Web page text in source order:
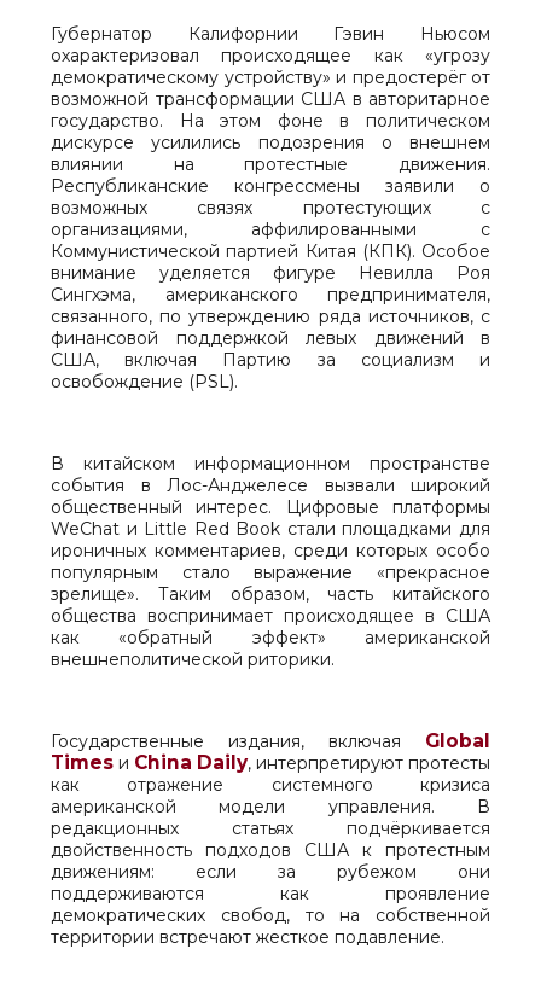
Губернатор Калифорнии Гэвин Ньюсом
охарактеризовал происходящее как «угрозу
демократическому устройству» и предостерёг от
возможной трансформации США в авторитарное
государство. На этом фоне в политическом
дискурсе усилились подозрения о внешнем
влиянии на протестные движения.
Республиканские конгрессмены заявили о
возможных связях протестующих с
организациями, аффилированными с
Коммунистической партией Китая (КПК). Особое
внимание уделяется фигуре Невилла Роя
Сингхэма, американского предпринимателя,
связанного, по утверждению ряда источников, с
финансовой поддержкой левых движений в
США, включая Партию за социализм и
освобождение (PSL).
В китайском информационном пространстве
события в Лос-Анджелесе вызвали широкий
общественный интерес. Цифровые платформы
WeChat и Little Red Book стали площадками для
ироничных комментариев, среди которых особо
популярным стало выражение «прекрасное
зрелище». Таким образом, часть китайского
общества воспринимает происходящее в США
как «обратный эффект» американской
внешнеполитической риторики.
Государственные издания, включая Global
Times и China Daily, интерпретируют протесты
как отражение системного кризиса
американской модели управления. В
редакционных статьях подчёркивается
двойственность подходов США к протестным
движениям: если за рубежом они
поддерживаются как проявление
демократических свобод, то на собственной
территории встречают жесткое подавление.